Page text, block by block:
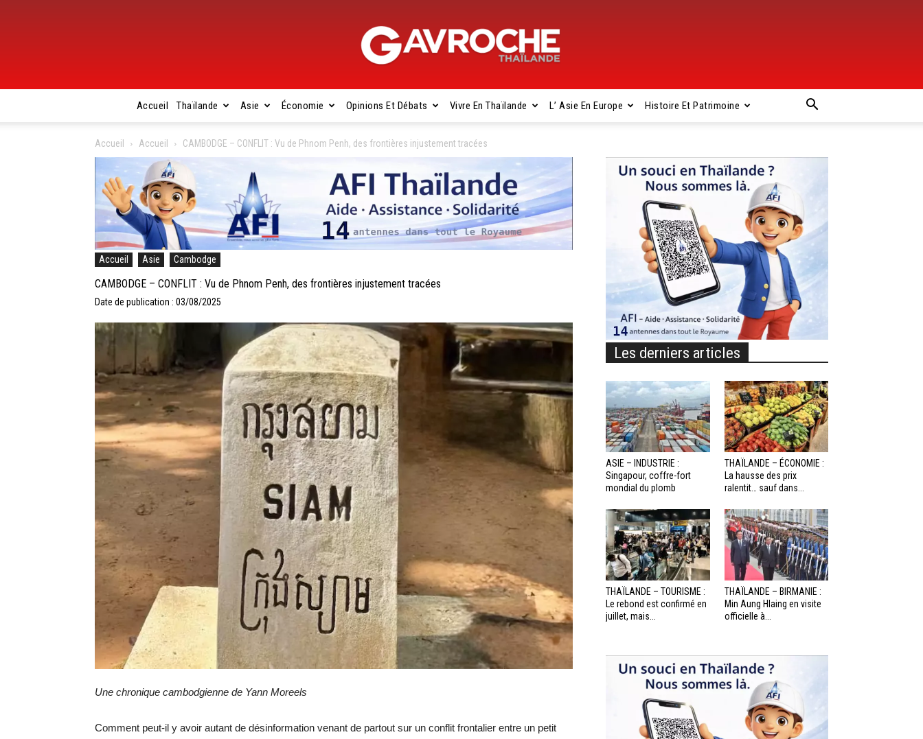
Gavroche
Thaïlande
Accueil Thaïlande Asie Économie Opinions Et Débats Vivre En Thaïlande L’ Asie En Europe Histoire Et Patrimoine
Accueil Accueil CAMBODGE – CONFLIT : Vu de Phnom Penh, des frontières injustement tracées
Accueil Asie Cambodge
CAMBODGE – CONFLIT : Vu de Phnom Penh, des frontières injustement tracées
Date de publication : 03/08/2025
Une chronique cambodgienne de Yann Moreels
Comment peut-il y avoir autant de désinformation venant de partout sur un conflit frontalier entre un petit
Les derniers articles
ASIE – INDUSTRIE :
Singapour, coffre-fort
mondial du plomb
THAÏLANDE – ÉCONOMIE :
La hausse des prix
ralentit… sauf dans...
THAÏLANDE – TOURISME :
Le rebond est confirmé en
juillet, mais...
THAÏLANDE – BIRMANIE :
Min Aung Hlaing en visite
officielle à...